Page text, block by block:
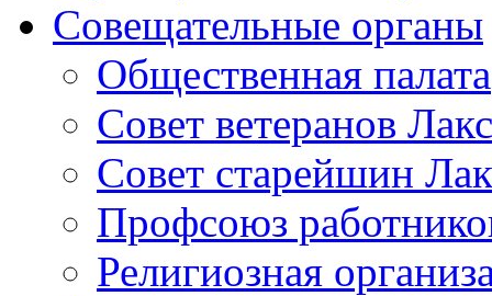
Совещательные органы
Общественная палата
Совет ветеранов
Совет старейшин
Профсоюз
Религиозная